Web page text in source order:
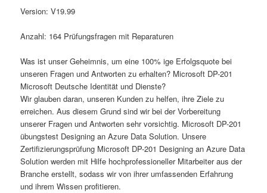
Version: V19.99
Anzahl: 164 Prüfungsfragen mit Reparaturen
Was ist unser Geheimnis, um eine 100% ige Erfolgsquote bei
unseren Fragen und Antworten zu erhalten? Microsoft DP-201
Microsoft Deutsche Identität und Dienste?
Wir glauben daran, unseren Kunden zu helfen, ihre Ziele zu
erreichen. Aus diesem Grund sind wir bei der Vorbereitung
unserer Fragen und Antworten sehr vorsichtig. Microsoft DP-201
übungstest Designing an Azure Data Solution. Unsere
Zertifizierungsprüfung Microsoft DP-201 Designing an Azure Data
Solution werden mit Hilfe hochprofessioneller Mitarbeiter aus der
Branche erstellt, sodass wir von ihrer umfassenden Erfahrung
und ihrem Wissen profitieren.